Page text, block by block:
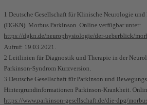
1 Deutsche Gesellschaft für Klinische Neurologie
(DGKN). Morbus Parkinson. Online verfügbar unter:
https://dgkn.de/neurophysiologie/der-ueberblick/
Aufruf: 19.03.2021.
2 Leitlinien für Diagnostik und Therapie in der
Parkinson-Syndrom Kurzversion.
3 Deutsche Gesellschaft für Parkinson und
Hintergrundinformationen Parkinson-Krankheit.
https://www.parkinson-gesellschaft.de/die-dpg/